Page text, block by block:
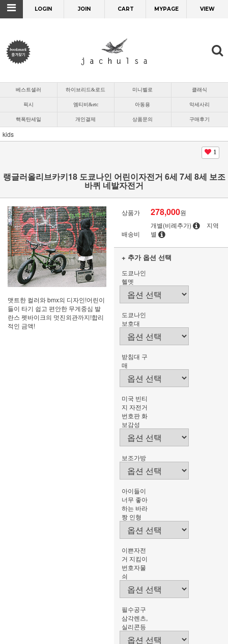
LOGIN JOIN CART MYPAGE VIEW
베스트셀러 하이브리드&로드 미니벨로 클래식
픽시 엠티비&etc 아동용 악세사리
핵폭탄세일 개인결제 상품문의 구매후기
kids
1
랭글러올리브카키18 도쿄나인 어린이자전거 6세 7세 8세 보조
바퀴 네발자전거
맷트한 컬러와 bmx의 디자인!어린이
들이 타기 쉽고 편안한 무게중심 발
란스 펫바이크의 멋진외관까지!합리
적인 금액!
상품가 278,000원
배송비
개별(비례추가)
지역
별
+ 추가 옵션 선택
도쿄나인
헬멧
도쿄나인
보호대
받침대 구
매
미국 빈티
지 자전거
번호판 화
보감성
보조가방
아이들이
너무 좋아
하는 바라
짱 인형
이쁜자전
거 지킴이
번호자물
쇠
필수공구
삼각렌츠,
실리콘등